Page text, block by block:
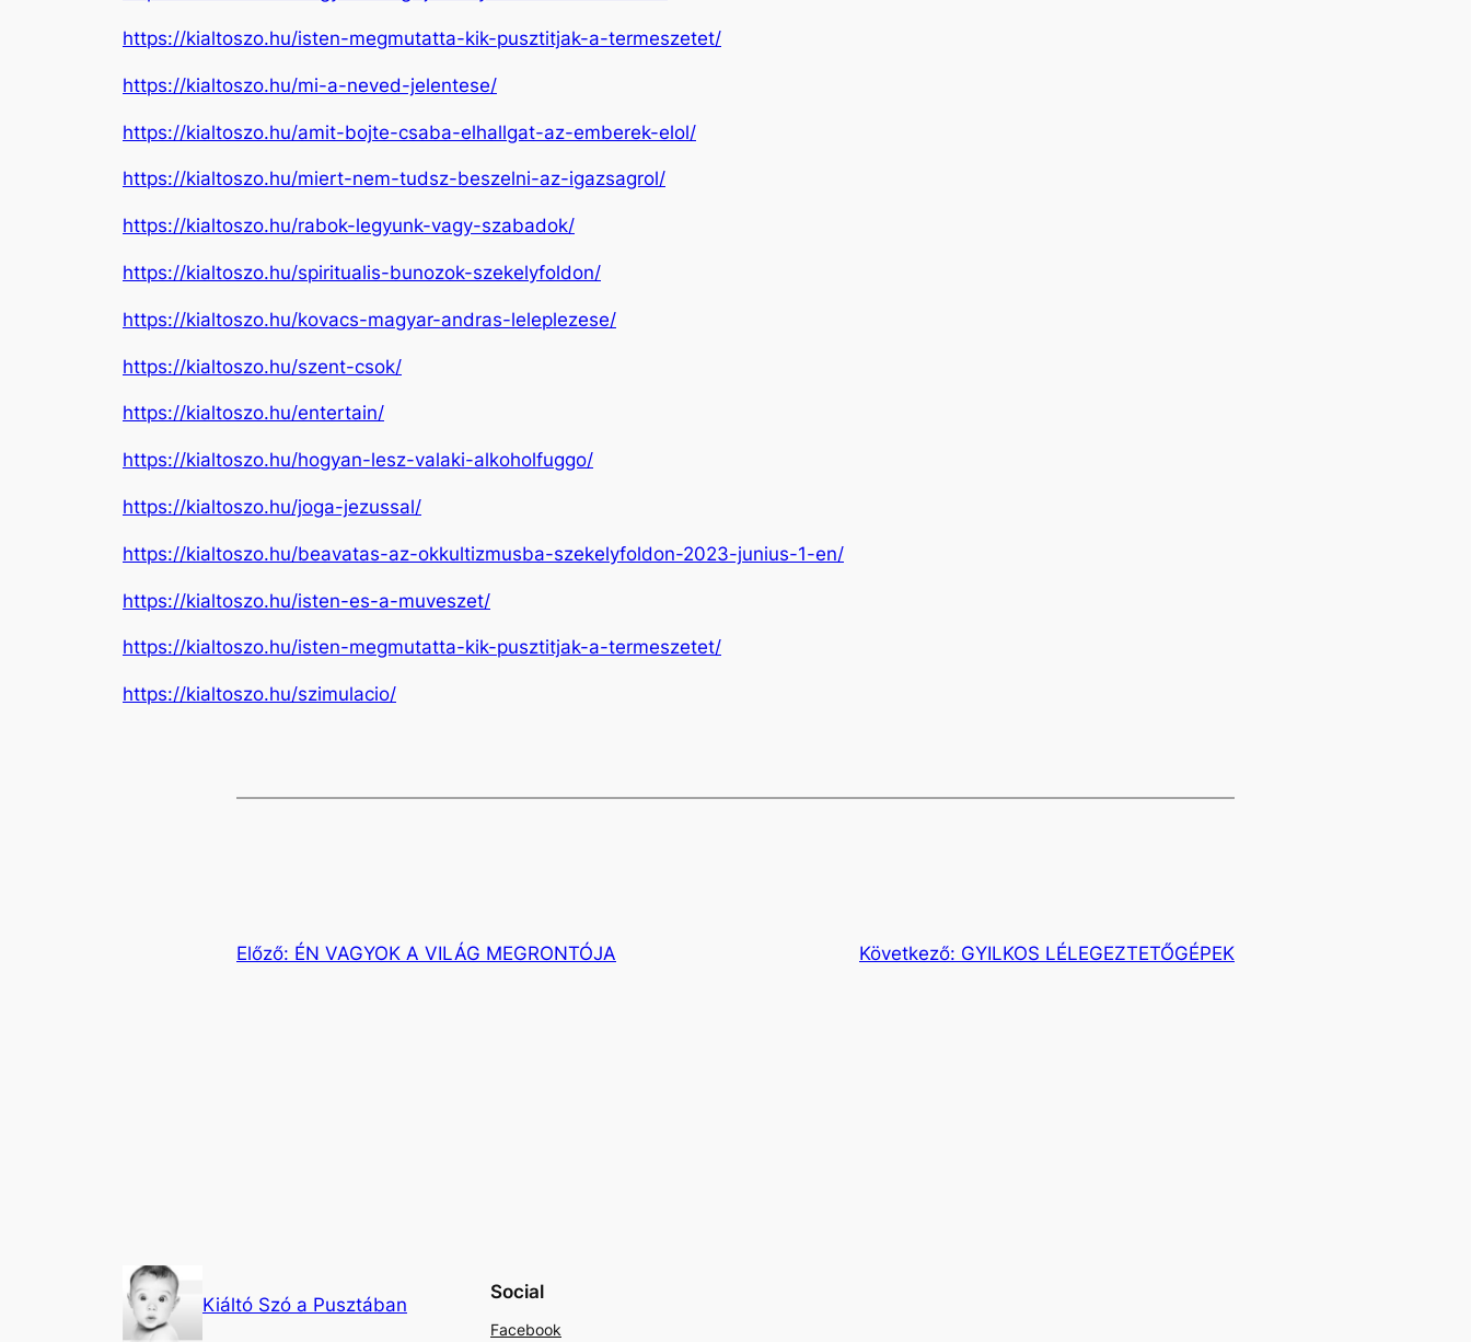
https://kialtoszo.hu/isten-megmutatta-kik-pusztitjak-a-termeszetet/
https://kialtoszo.hu/mi-a-neved-jelentese/
https://kialtoszo.hu/amit-bojte-csaba-elhallgat-az-emberek-elol/
https://kialtoszo.hu/miert-nem-tudsz-beszelni-az-igazsagrol/
https://kialtoszo.hu/rabok-legyunk-vagy-szabadok/
https://kialtoszo.hu/spiritualis-bunozok-szekelyfoldon/
https://kialtoszo.hu/kovacs-magyar-andras-leleplezese/
https://kialtoszo.hu/szent-csok/
https://kialtoszo.hu/entertain/
https://kialtoszo.hu/hogyan-lesz-valaki-alkoholfuggo/
https://kialtoszo.hu/joga-jezussal/
https://kialtoszo.hu/beavatas-az-okkultizmusba-szekelyfoldon-2023-junius-1-en/
https://kialtoszo.hu/isten-es-a-muveszet/
https://kialtoszo.hu/isten-megmutatta-kik-pusztitjak-a-termeszetet/
https://kialtoszo.hu/szimulacio/
Előző: ÉN VAGYOK A VILÁG MEGRONTÓJA Következő: GYILKOS LÉLEGEZTETŐGÉPEK
Kiáltó Szó a Pusztában
Social
Facebook